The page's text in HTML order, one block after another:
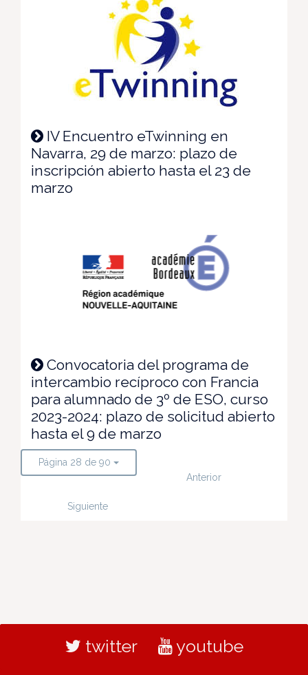
IV Encuentro eTwinning en
Navarra, 29 de marzo: plazo de
inscripción abierto hasta el 23 de
marzo
Convocatoria del programa de
intercambio recíproco con Francia
para alumnado de 3º de ESO, curso
2023-2024: plazo de solicitud abierto
hasta el 9 de marzo
Página 28 de 90
Anterior
Siguiente
twitter youtube